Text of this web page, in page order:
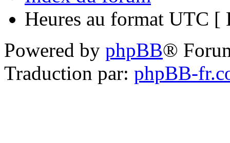
Heures au format UTC [
Powered by phpBB®
Traduction par: phpBB-